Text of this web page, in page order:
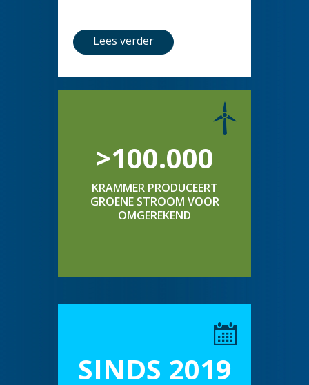
Lees verder
>100.000
KRAMMER PRODUCEERT
GROENE STROOM VOOR
OMGEREKEND
SINDS 2019